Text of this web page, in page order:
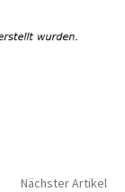
Nächster Artikel